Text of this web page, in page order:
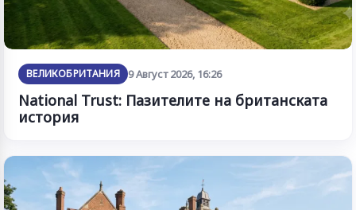
ВЕЛИКОБРИТАНИЯ 9 Август 2026, 16:26
National Trust: Пазителите на британската
история